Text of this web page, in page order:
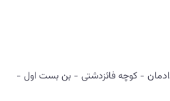
- کوچه فائزدشتی - بن بست اول -